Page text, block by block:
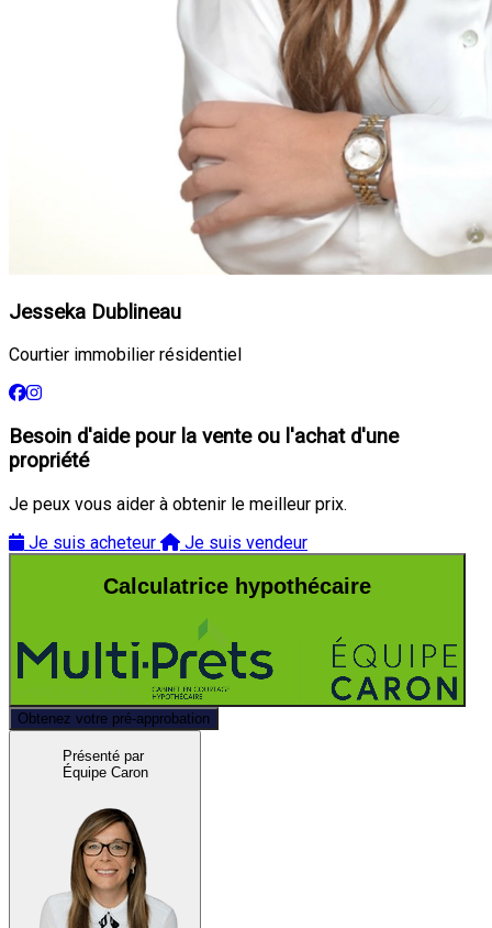
Jesseka Dublineau
Courtier immobilier résidentiel
Besoin d'aide pour la vente ou l'achat d'une
propriété
Je peux vous aider à obtenir le meilleur prix.
Je suis acheteur
Je suis vendeur
Calculatrice hypothécaire
Obtenez votre pré-approbation
Présenté par
Équipe Caron